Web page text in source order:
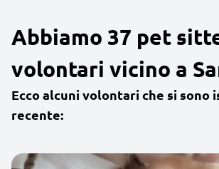
Abbiamo 37 pet
volontari vicino a
Ecco alcuni volontari che si sono
recente: